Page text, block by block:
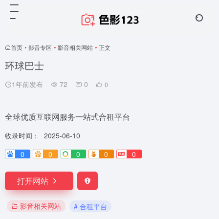
首页 • 影音专区 • 影音相关网站 • 正文
环球巴士
1年前发布 72 0 0
全球优质互联网服务一站式合租平台
收录时间：
2025-06-10
0
0 0 0 0
打开网站
影音相关网站 # 合租平台